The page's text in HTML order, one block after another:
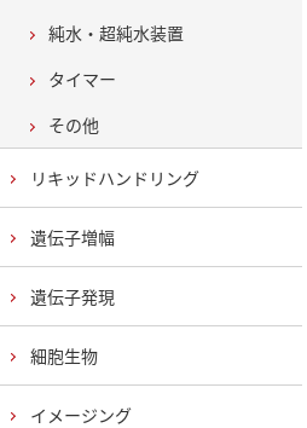
純水・超純水装置
タイマー
その他
リキッドハンドリング
遺伝子増幅
遺伝子発現
細胞生物
イメージング